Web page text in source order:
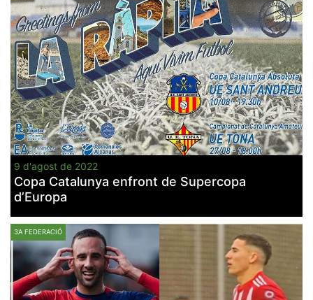
9 d'agost de 2022
Copa Catalunya enfront de Supercopa
d’Europa
3A FEDERACIÓ